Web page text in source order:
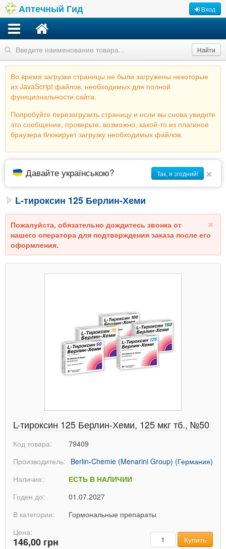
Аптечный Гид Вход
Найти
Во время загрузки страницы не были загружены некоторые
из JavaScript файлов, необходимых для полной
функциональности сайта.
Попробуйте перезагрузить страницу и если вы снова увидите
это сообщение, проверьте, возможно, какой-то из плагинов
браузера блокирует загрузку необходимых файлов.
Давайте українською? Так, я згодний!
L-тироксин 125 Берлин-Хеми
Пожалуйста, обязательно дождитесь звонка от
нашего оператора для подтверждения заказа после его
оформления.
L-тироксин 125 Берлин-Хеми, 125 мкг тб., №50
Код товара:
79409
Производитель: Berlin-Chemie (Menarini Group) (Германия)
Наличие:
ЕСТЬ В НАЛИЧИИ
Годен до:
01.07.2027
В категории:
Гормональные препараты
Цена:
146,00 грн КоличествоКупить